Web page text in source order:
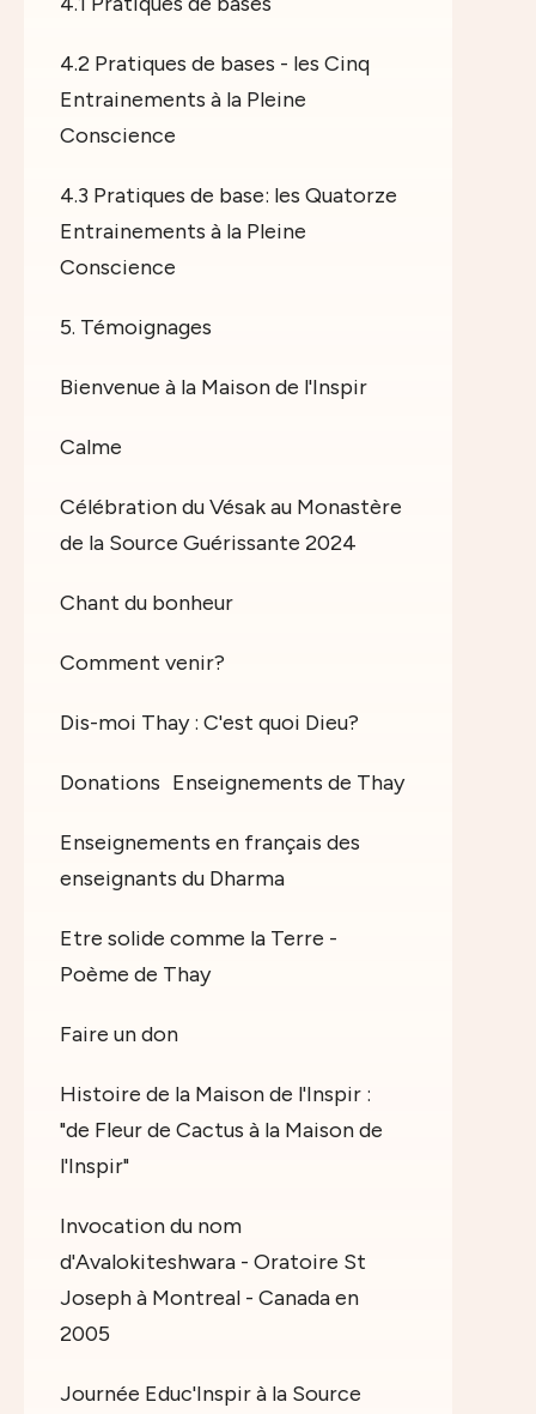
4.2 Pratiques de bases - les Cinq
Entrainements à la Pleine
Conscience
4.3 Pratiques de base: les Quatorze
Entrainements à la Pleine
Conscience
5. Témoignages
Bienvenue à la Maison de l'Inspir
Calme
Célébration du Vésak au Monastère
de la Source Guérissante 2024
Chant du bonheur
Comment venir?
Dis-moi Thay : C'est quoi Dieu?
Donations Enseignements de Thay
Enseignements en français des
enseignants du Dharma
Etre solide comme la Terre -
Poème de Thay
Faire un don
Histoire de la Maison de l'Inspir :
"de Fleur de Cactus à la Maison de
l'Inspir"
Invocation du nom
d'Avalokiteshwara - Oratoire St
Joseph à Montreal - Canada en
2005
Journée Educ'Inspir à la Source